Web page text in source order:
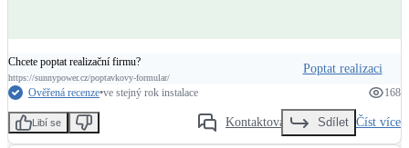
Chcete poptat realizační firmu?
https://sunnypower.cz/poptavkovy-formular/
Poptat realizaci
Ověřená recenze•ve stejný rok instalace 168
Libí se Kontaktovat Sdílet Číst více